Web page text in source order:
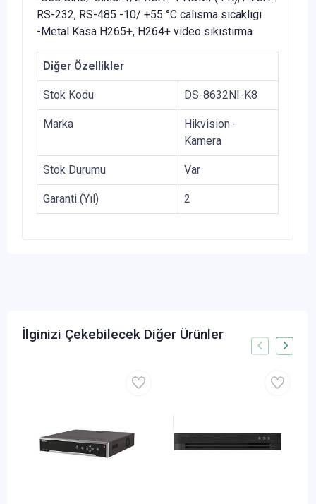
RS-232, RS-485 -10/ +55 °C calısma sıcaklıgı
-Metal Kasa H265+, H264+ video sıkıstırma
Diğer Özellikler
Stok Kodu DS-8632NI-K8
Marka
Hikvision -
Kamera
Stok Durumu Var
Garanti (Yıl) 2
İlginizi Çekebilecek Diğer Ürünler